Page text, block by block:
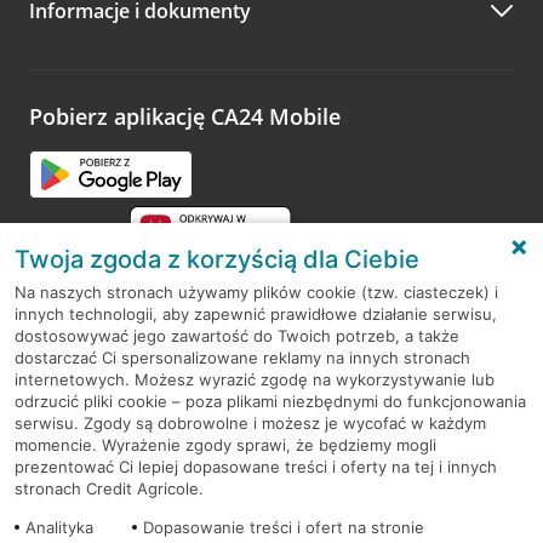
Zachęcamy do podzielenia się z nami opinią o wizycie.
opinie.
Informacje i dokumenty
Pobierz aplikację CA24 Mobile
RODO
Regulamin serwisu
Mapa serwisu
PolitykaCookies
Twoja zgoda z korzyścią dla Ciebie
Na naszych stronach używamy plików cookie (tzw. ciasteczek) i
innych technologii, aby zapewnić prawidłowe działanie serwisu,
dostosowywać jego zawartość do Twoich potrzeb, a także
dostarczać Ci spersonalizowane reklamy na innych stronach
internetowych. Możesz wyrazić zgodę na wykorzystywanie lub
odrzucić pliki cookie – poza plikami niezbędnymi do funkcjonowania
serwisu. Zgody są dobrowolne i możesz je wycofać w każdym
momencie. Wyrażenie zgody sprawi, że będziemy mogli
prezentować Ci lepiej dopasowane treści i oferty na tej i innych
stronach Credit Agricole.
Analityka
Dopasowanie treści i ofert na stronie